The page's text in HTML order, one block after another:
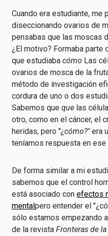
Cuando era estudiante, me
diseccionando ovarios de
pensabas que las moscas
¿El motivo? Formaba parte
que estudiaba cómo Las
ovarios de mosca de la
método de investigación
cordura de uno o dos
Sabemos que que las
otro, como en el cáncer, el
heridas, pero "¿cómo?"era
teníamos respuesta en ese
De forma similar a mi
sabemos que el control
está asociado con efectos
mentalpero entender el
sólo estamos empezando
de la revista Fronteras de